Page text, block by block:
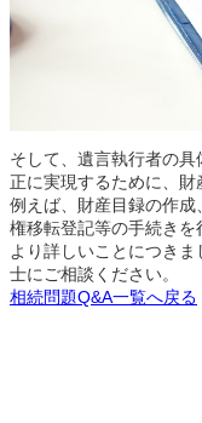
そして、遺言執行者の
正に実現するために、財
例えば、財産目録の作
権移転登記等の手続きを
より詳しいことにつき
士にご相談ください。
相続問題Q&A一覧へ戻る